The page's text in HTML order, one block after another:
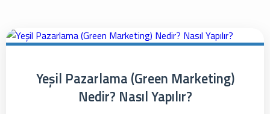
Yeşil Pazarlama (Green Marketing)
Nedir? Nasıl Yapılır?